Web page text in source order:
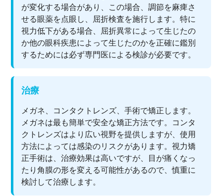
が変化する場合があり、この場合、調節を麻痺さ
せる眼薬を点眼し、屈折検査を施行します。特に
視力低下がある場合、屈折異常によって生じたの
か他の眼科疾患によって生じたのかを正確に鑑別
するためには必ず専門医による検診が必要です。
治療
メガネ、コンタクトレンズ、手術で矯正します。
メガネは最も簡単で安全な矯正方法です。コンタ
クトレンズはより広い視野を提供しますが、使用
方法によっては感染のリスクがあります。視力矯
正手術は、治療効果は高いですが、目が痛くなっ
たり角膜の形を変える可能性があるので、慎重に
検討して治療します。